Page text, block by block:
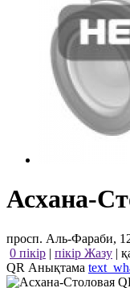
Асхана-
просп. Аль-Фараби,
0 пікір | пікір Жазу |
QR Анықтама